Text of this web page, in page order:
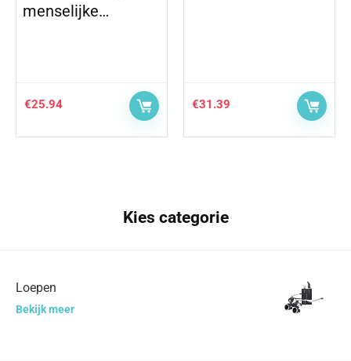
menselijke…
25.94 31.39
Kies categorie
Loepen
Bekijk meer